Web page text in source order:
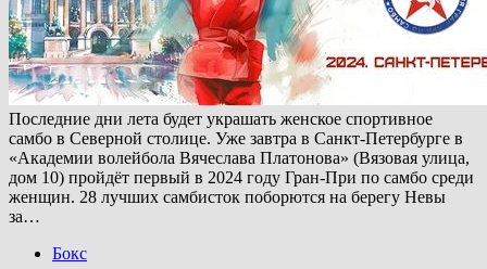
Последние дни лета будет украшать женское спортивное
самбо в Северной столице. Уже завтра в Санкт-Петербурге в
«Академии волейбола Вячеслава Платонова» (Вязовая улица,
дом 10) пройдёт первый в 2024 году Гран-При по самбо среди
женщин. 28 лучших самбисток поборются на берегу Невы
за…
Бокс